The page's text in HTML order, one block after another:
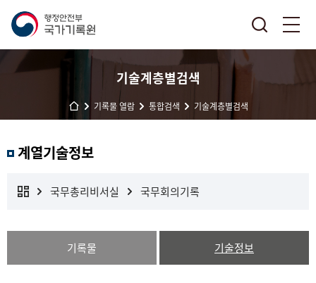
기술계층별검색
기록물 열람 통합검색 기술계층별검색
계열기술정보
국무총리비서실 국무회의기록
기록물 기술정보